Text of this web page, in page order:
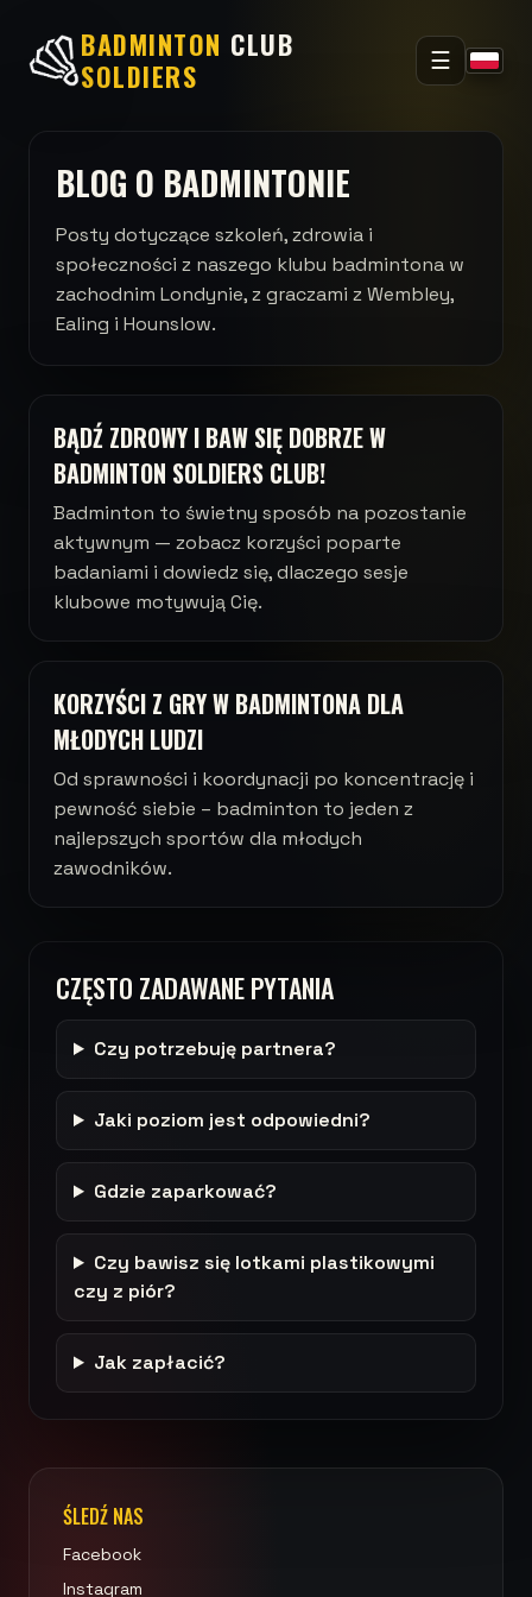
BADMINTON CLUB
SOLDIERS
☰
BLOG O BADMINTONIE
Posty dotyczące szkoleń, zdrowia i
społeczności z naszego klubu badmintona w
zachodnim Londynie, z graczami z Wembley,
Ealing i Hounslow.
BĄDŹ ZDROWY I BAW SIĘ DOBRZE W
BADMINTON SOLDIERS CLUB!
Badminton to świetny sposób na pozostanie
aktywnym — zobacz korzyści poparte
badaniami i dowiedz się, dlaczego sesje
klubowe motywują Cię.
KORZYŚCI Z GRY W BADMINTONA DLA
MŁODYCH LUDZI
Od sprawności i koordynacji po koncentrację i
pewność siebie – badminton to jeden z
najlepszych sportów dla młodych
zawodników.
CZĘSTO ZADAWANE PYTANIA
Czy potrzebuję partnera?
Jaki poziom jest odpowiedni?
Gdzie zaparkować?
Czy bawisz się lotkami plastikowymi
czy z piór?
Jak zapłacić?
ŚLEDŹ NAS
Facebook
Instagram